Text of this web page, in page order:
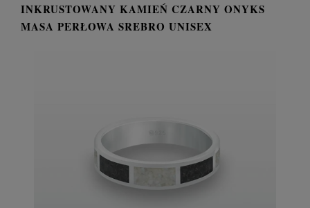
INKRUSTOWANY KAMIEŃ CZARNY ONYKS
MASA PERŁOWA SREBRO UNISEX